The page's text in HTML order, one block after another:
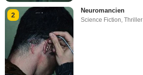
2
Neuromancien
Science Fiction,Thriller